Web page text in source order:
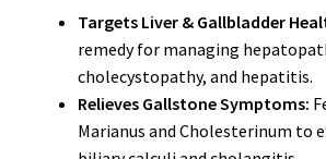
Targets Liver & Gallbladder
remedy for managing
cholecystopathy, and hepatitis.
Relieves Gallstone Symptoms:
Marianus and Cholesterinum to